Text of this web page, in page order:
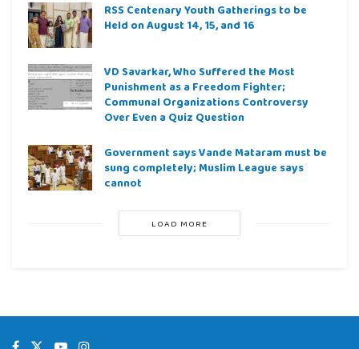
RSS Centenary Youth Gatherings to be
Held on August 14, 15, and 16
VD Savarkar, Who Suffered the Most
Punishment as a Freedom Fighter;
Communal Organizations Controversy
Over Even a Quiz Question
Government says Vande Mataram must be
sung completely; Muslim League says
cannot
LOAD MORE